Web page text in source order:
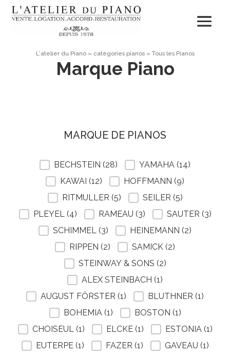
L'atelier du Piano» catégories pianos» Tous les Pianos
Marque Piano
MARQUE DE PIANOS
MARQUE DE PIANOS
BECHSTEIN (28) YAMAHA (14)
KAWAI (12) HOFFMANN (9)
RITMULLER (5) SEILER (5)
PLEYEL (4) RAMEAU (3) SAUTER (3)
SCHIMMEL (3) HEINEMANN (2)
RIPPEN (2) SAMICK (2)
STEINWAY & SONS (2)
ALEX STEINBACH (1)
AUGUST FÖRSTER (1) BLUTHNER (1)
BOHEMIA (1) BOSTON (1)
CHOISEUL (1) ELCKE (1) ESTONIA (1)
EUTERPE (1) FAZER (1) GAVEAU (1)